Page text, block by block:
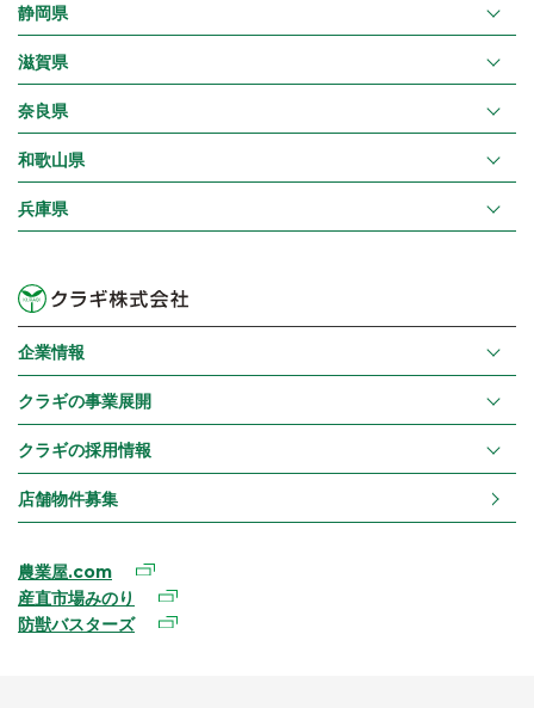
静岡県
滋賀県
奈良県
和歌山県
兵庫県
企業情報
クラギの事業展開
クラギの採用情報
店舗物件募集
農業屋.com
産直市場みのり
防獣バスターズ